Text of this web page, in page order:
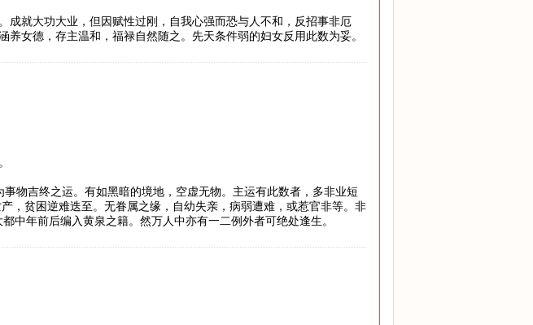
成就大功大业，但因赋性过刚，自我心强而恐与人不和，反招事非厄
女德，存主温和，福禄自然随之。先天条件弱的妇女反用此数为妥。
物吉终之运。有如黑暗的境地，空虚无物。主运有此数者，多非业短
，贫困逆难迭至。无眷属之缘，自幼失亲，病弱遭难，或惹官非等。非
中年前后编入黄泉之籍。然万人中亦有一二例外者可绝处逢生。